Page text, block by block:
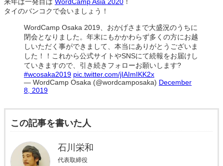
タイのバンコクで会いましょう！
WordCamp Osaka 2019、おかげさまで大盛況のうちに
閉会となりました。年末にもかかわらず多くの方にお越
しいただく事ができまして、本当にありがとうございま
した！！これから公式サイトやSNSにて続報をお届けし
ていきますので、引き続きフォローお願いします?
#wcosaka2019 pic.twitter.com/jIAImIKK2x
— WordCamp Osaka (@wordcamposaka) December
8, 2019
この記事を書いた人
石川栄和
代表取締役